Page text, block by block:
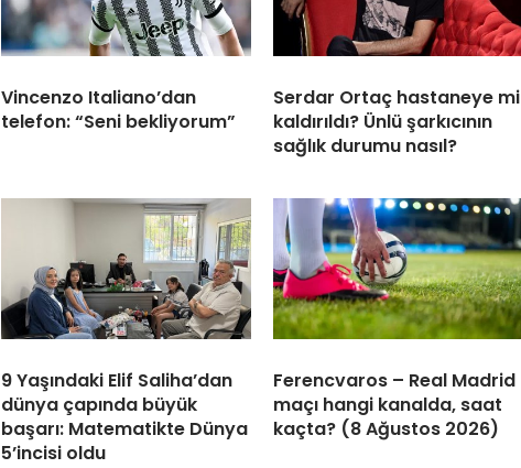
Vincenzo Italiano’dan
telefon: “Seni bekliyorum”
Serdar Ortaç hastaneye mi
kaldırıldı? Ünlü şarkıcının
sağlık durumu nasıl?
9 Yaşındaki Elif Saliha’dan
dünya çapında büyük
başarı: Matematikte Dünya
5’incisi oldu
Ferencvaros – Real Madrid
maçı hangi kanalda, saat
kaçta? (8 Ağustos 2026)